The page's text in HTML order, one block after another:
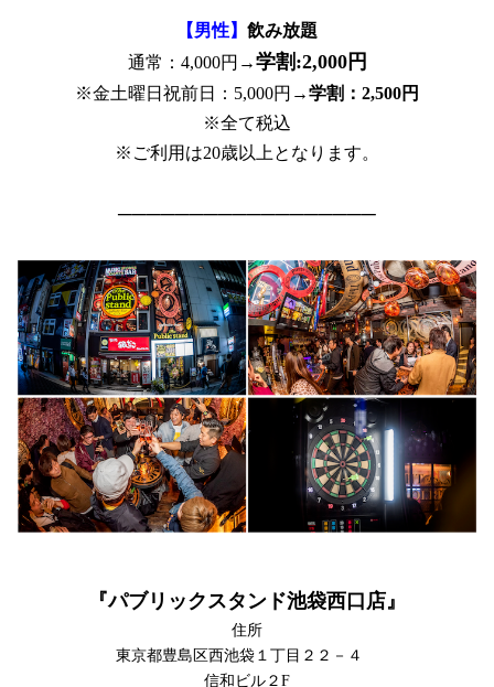
【男性】 飲み放題
通常：4,000円→学割:2,000円
※金土曜日祝前日：5,000円→学割：2,500円
※全て税込
※ご利用は20歳以上となります。
──────────────────
『パブリックスタンド池袋西口店』
住所
東京都豊島区西池袋１丁目２２－４
信和ビル２F